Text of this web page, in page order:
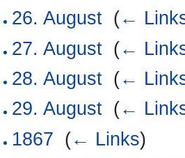
26. August (←
27. August (←
28. August (←
29. August (←
1867 (← Links)